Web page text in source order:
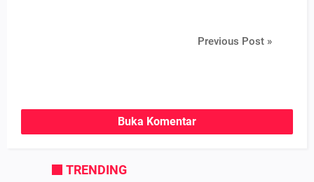
Previous Post »
Buka Komentar
TRENDING